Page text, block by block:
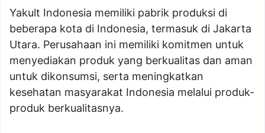
Yakult Indonesia memiliki pabrik produksi di
beberapa kota di Indonesia, termasuk di Jakarta
Utara. Perusahaan ini memiliki komitmen untuk
menyediakan produk yang berkualitas dan aman
untuk dikonsumsi, serta meningkatkan
kesehatan masyarakat Indonesia melalui produk-
produk berkualitasnya.